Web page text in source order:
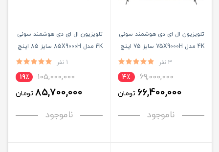
تلویزیون ال ای دی هوشمند سونی
4K مدل 75X9000H سایز 75 اینچ
3 نفر
69,000,000 4٪
66,400,000 تومان
ناموجود
تلویزیون ال ای دی هوشمند سونی
4K مدل 85X9000H سایز 85 اینچ
1 نفر
105,000,000 19٪
85,700,000 تومان
ناموجود